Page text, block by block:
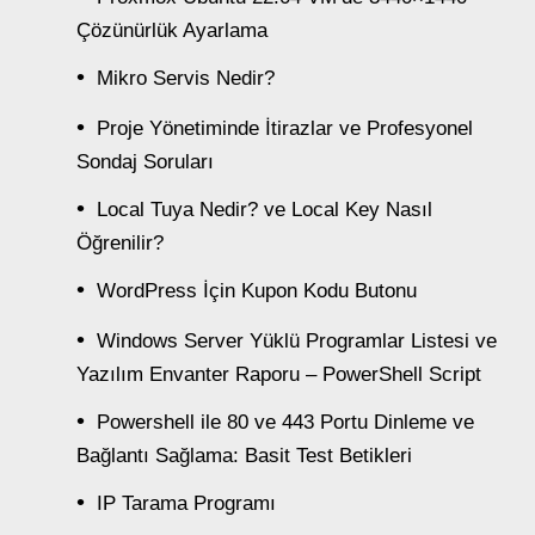
Çözünürlük Ayarlama
Mikro Servis Nedir?
Proje Yönetiminde İtirazlar ve Profesyonel
Sondaj Soruları
Local Tuya Nedir? ve Local Key Nasıl
Öğrenilir?
WordPress İçin Kupon Kodu Butonu
Windows Server Yüklü Programlar Listesi ve
Yazılım Envanter Raporu – PowerShell Script
Powershell ile 80 ve 443 Portu Dinleme ve
Bağlantı Sağlama: Basit Test Betikleri
IP Tarama Programı